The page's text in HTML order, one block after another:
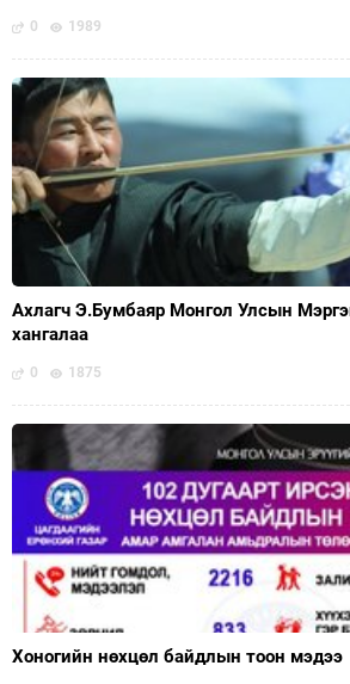
0 1989
Ахлагч Э.Бумбаяр Монгол Улсын
хангалаа
0 1875
Хоногийн нөхцөл байдлын тоон мэдээ